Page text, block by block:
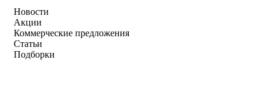
Новости
Акции
Коммерческие предложения
Статьи
Подборки